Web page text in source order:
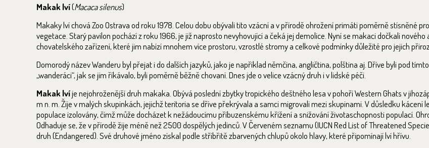
Makak lví(Macaca silenus)
Makaky lví chová Zoo Ostrava od roku 1978. Celou dobu obývali tito vzácní a v přírodě ohrožení primáti poměrně stísněné
vegetace. Starý pavilon pochází z roku 1966, je již naprosto nevyhovující a čeká jej demolice. Nyní se makaci dočkali nového
chovatelského zařízení, které jim nabízí mnohem více prostoru, vzrostlé stromy a celkové podmínky důležité pro jejich
Domorodý název Wanderu byl přejat i do dalších jazyků, jako je například němčina, angličtina, polština aj. Dříve byli pod
„wanderáci“, jak se jim říkávalo, byli poměrně běžně chovaní. Dnes jde o velice vzácný druh i v lidské péči.
Makak lvíje nejohroženější druh makaka. Obývá poslední zbytky tropického deštného lesa v pohoří Western Ghats v
m n. m. Žije v malých skupinkách, jejichž teritoria se dříve překrývala a samci migrovali mezi skupinami. V důsledku kácení
populace izolovány, čímž může docházet k nežádoucímu příbuzenskému křížení a snižování životaschopnosti populací.
Odhaduje se, že v přírodě žije méně než 2500 dospělých jedinců. V Červeném seznamu (IUCN Red List of Threatened
druh (Endangered). Své druhové jméno získal podle stříbřitě zbarvených chlupů okolo hlavy, které připomínají lví hřívu.